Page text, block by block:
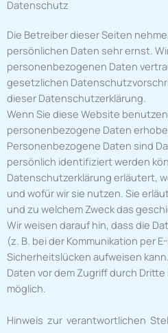
Datenschutz
Die Betreiber dieser Seiten
persönlichen Daten sehr ernst.
personenbezogenen Daten
gesetzlichen
dieser Datenschutzerklärung.
Wenn Sie diese Website
personenbezogene Daten
Personenbezogene Daten sind
persönlich identifiziert werden
Datenschutzerklärung erläutert,
und wofür wir sie nutzen. Sie
und zu welchem Zweck das
Wir weisen darauf hin, dass die
(z. B. bei der Kommunikation per
Sicherheitslücken aufweisen
Daten vor dem Zugriff durch
möglich.
Hinweis zur verantwortlichen